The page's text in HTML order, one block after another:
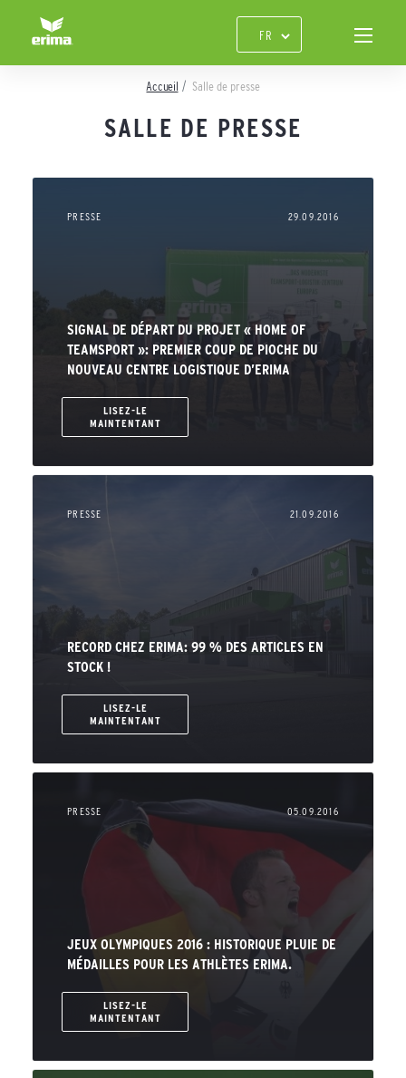
Accueil Salle de presse
SALLE DE PRESSE
PRESSE 29.09.2016
SIGNAL DE DÉPART DU PROJET « HOME OF
TEAMSPORT »: PREMIER COUP DE PIOCHE DU
NOUVEAU CENTRE LOGISTIQUE D’ERIMA
LISEZ-LE
MAINTENTANT
PRESSE 21.09.2016
RECORD CHEZ ERIMA: 99 % DES ARTICLES EN
STOCK !
LISEZ-LE
MAINTENTANT
PRESSE 05.09.2016
JEUX OLYMPIQUES 2016 : HISTORIQUE PLUIE DE
MÉDAILLES POUR LES ATHLÈTES ERIMA.
LISEZ-LE
MAINTENTANT